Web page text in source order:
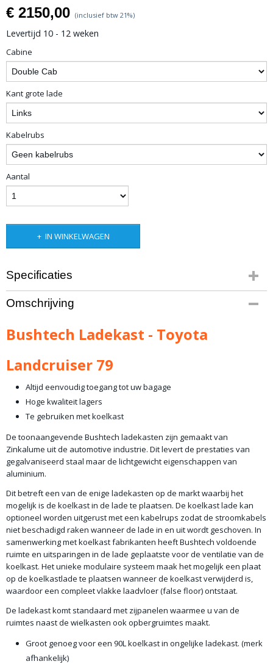
€ 2150,00 (inclusief btw 21%)
Levertijd 10 - 12 weken
Cabine
Kant grote lade
Kabelrubs
Aantal
IN WINKELWAGEN
Specificaties
Productcode leverancier
BT-DS-TLC79
65,00 Kg
Omschrijving
Bushtech Ladekast - Toyota
Landcruiser 79
Altijd eenvoudig toegang tot uw bagage
Hoge kwaliteit lagers
Te gebruiken met koelkast
De toonaangevende Bushtech ladekasten zijn gemaakt van
Zinkalume uit de automotive industrie. Dit levert de prestaties van
gegalvaniseerd staal maar de lichtgewicht eigenschappen van
aluminium.
Dit betreft een van de enige ladekasten op de markt waarbij het
mogelijk is de koelkast in de lade te plaatsen. De koelkast lade kan
optioneel worden uitgerust met een kabelrups zodat de stroomkabels
niet beschadigd raken wanneer de lade in en uit wordt geschoven. In
samenwerking met koelkast fabrikanten heeft Bushtech voldoende
ruimte en uitsparingen in de lade geplaatste voor de ventilatie van de
koelkast. Het unieke modulaire systeem maak het mogelijk een plaat
op de koelkastlade te plaatsen wanneer de koelkast verwijderd is,
waardoor een compleet vlakke laadvloer (false floor) ontstaat.
De ladekast komt standaard met zijpanelen waarmee u van de
ruimtes naast de wielkasten ook opbergruimtes maakt.
Groot genoeg voor een 90L koelkast in ongelijke ladekast. (merk
afhankelijk)